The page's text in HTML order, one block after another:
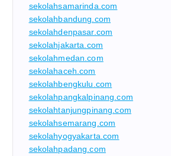
sekolahsamarinda.com
sekolahbandung.com
sekolahdenpasar.com
sekolahjakarta.com
sekolahmedan.com
sekolahaceh.com
sekolahbengkulu.com
sekolahpangkalpinang.com
sekolahtanjungpinang.com
sekolahsemarang.com
sekolahyogyakarta.com
sekolahpadang.com